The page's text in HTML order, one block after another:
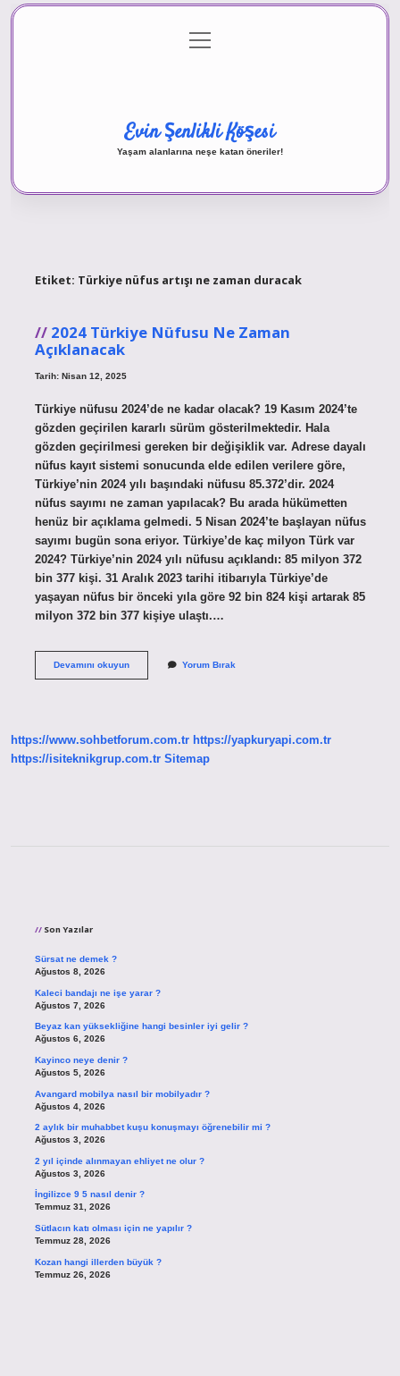
Gizlilik Politikası
menüyü
aç
Evin Şenlikli Köşesi
Yaşam alanlarına neşe katan öneriler!
Etiket: Türkiye nüfus artışı ne zaman duracak
2024 Türkiye Nüfusu Ne Zaman
Açıklanacak
Tarih: Nisan 12, 2025
Türkiye nüfusu 2024’de ne kadar olacak? 19 Kasım 2024’te
gözden geçirilen kararlı sürüm gösterilmektedir. Hala
gözden geçirilmesi gereken bir değişiklik var. Adrese dayalı
nüfus kayıt sistemi sonucunda elde edilen verilere göre,
Türkiye’nin 2024 yılı başındaki nüfusu 85.372’dir. 2024
nüfus sayımı ne zaman yapılacak? Bu arada hükümetten
henüz bir açıklama gelmedi. 5 Nisan 2024’te başlayan nüfus
sayımı bugün sona eriyor. Türkiye’de kaç milyon Türk var
2024? Türkiye’nin 2024 yılı nüfusu açıklandı: 85 milyon 372
bin 377 kişi. 31 Aralık 2023 tarihi itibarıyla Türkiye’de
yaşayan nüfus bir önceki yıla göre 92 bin 824 kişi artarak 85
milyon 372 bin 377 kişiye ulaştı.…
Devamını okuyun2024
Yorum Bırak
https://www.sohbetforum.com.tr https://yapkuryapi.com.tr
https://isiteknikgrup.com.tr Sitemap
Son Yazılar
Sürsat ne demek ?
Ağustos 8, 2026
Kaleci bandajı ne işe yarar ?
Ağustos 7, 2026
Beyaz kan yüksekliğine hangi besinler iyi gelir ?
Ağustos 6, 2026
Kayinco neye denir ?
Ağustos 5, 2026
Avangard mobilya nasıl bir mobilyadır ?
Ağustos 4, 2026
2 aylık bir muhabbet kuşu konuşmayı öğrenebilir mi ?
Ağustos 3, 2026
2 yıl içinde alınmayan ehliyet ne olur ?
Ağustos 3, 2026
İngilizce 9 5 nasıl denir ?
Temmuz 31, 2026
Sütlacın katı olması için ne yapılır ?
Temmuz 28, 2026
Kozan hangi illerden büyük ?
Temmuz 26, 2026